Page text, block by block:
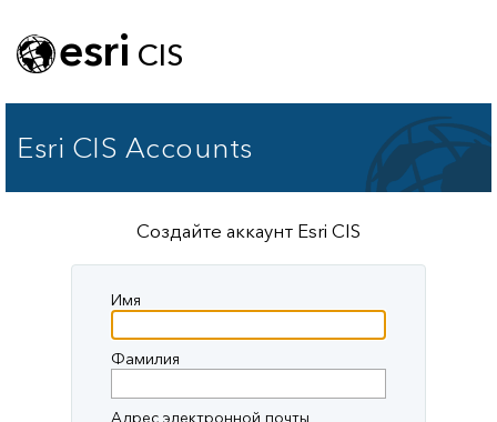
esri CIS
Esri CIS Accounts
Создайте аккаунт Esri CIS
Имя
Фамилия
Адрес электронной почты